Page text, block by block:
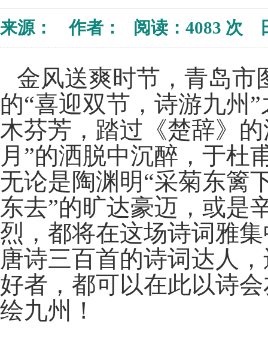
来源： 作者： 阅读： 4083 次
金风送爽时节，青岛市
的“喜迎双节，诗游九州
木芬芳，踏过《楚辞》
月”的洒脱中沉醉，于杜
无论是陶渊明“采菊东篱
东去”的旷达豪迈，或是
烈，都将在这场诗词雅
唐诗三百首的诗词达人
好者，都可以在此以诗
绘九州！